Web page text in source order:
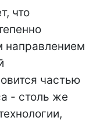
что
направлением
частью
- столь же